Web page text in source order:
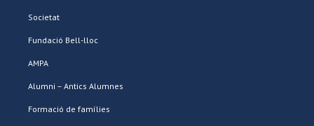
Societat
Fundació Bell-lloc
AMPA
Alumni – Antics Alumnes
Formació de famílies